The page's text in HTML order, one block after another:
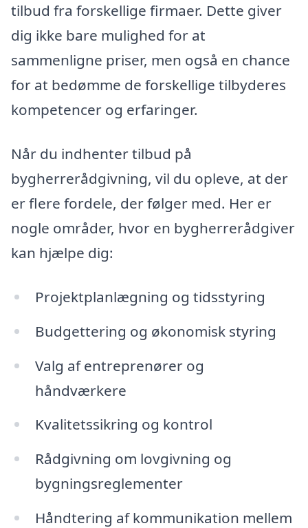
tilbud fra forskellige firmaer. Dette giver
dig ikke bare mulighed for at
sammenligne priser, men også en chance
for at bedømme de forskellige tilbyderes
kompetencer og erfaringer.
Når du indhenter tilbud på
bygherrerådgivning, vil du opleve, at der
er flere fordele, der følger med. Her er
nogle områder, hvor en bygherrerådgiver
kan hjælpe dig:
Projektplanlægning og tidsstyring
Budgettering og økonomisk styring
Valg af entreprenører og
håndværkere
Kvalitetssikring og kontrol
Rådgivning om lovgivning og
bygningsreglementer
Håndtering af kommunikation mellem